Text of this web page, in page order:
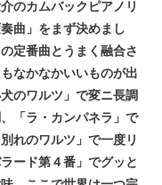
のカムバックピアノリ
曲」をまず決めまし
定番曲とうまく融合さ
なかなかいいものが出
のワルツ」で変ニ長調
「ラ・カンパネラ」で
れのワルツ」で一度リ
ード第４番」でグッと